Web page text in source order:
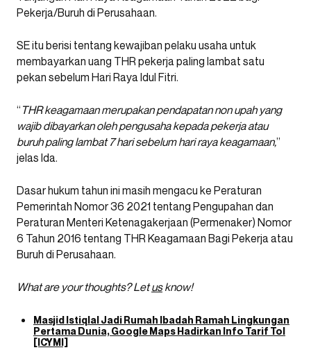
Pekerja/Buruh di Perusahaan.
SE itu berisi tentang kewajiban pelaku usaha untuk
membayarkan uang THR pekerja paling lambat satu
pekan sebelum Hari Raya Idul Fitri.
“ THR keagamaan merupakan pendapatan non upah yang
wajib dibayarkan oleh pengusaha kepada pekerja atau
buruh paling lambat 7 hari sebelum hari raya keagamaan,”
jelas Ida.
Dasar hukum tahun ini masih mengacu ke Peraturan
Pemerintah Nomor 36 2021 tentang Pengupahan dan
Peraturan Menteri Ketenagakerjaan (Permenaker) Nomor
6 Tahun 2016 tentang THR Keagamaan Bagi Pekerja atau
Buruh di Perusahaan.
What are your thoughts? Letusknow!
Masjid Istiqlal Jadi Rumah Ibadah Ramah Lingkungan
Pertama Dunia, Google Maps Hadirkan Info Tarif Tol
[ICYMI]